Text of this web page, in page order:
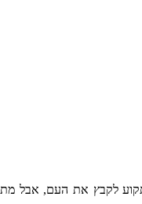
לקבץ את העם, אבל